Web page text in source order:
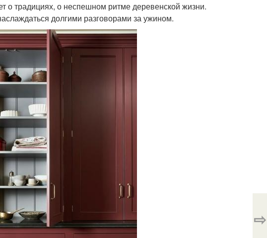
о традициях, о неспешном ритме деревенской жизни.
долгими разговорами за ужином.
⇨